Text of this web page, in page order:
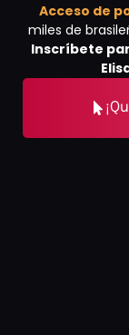
Acceso de
miles de
Inscríbete